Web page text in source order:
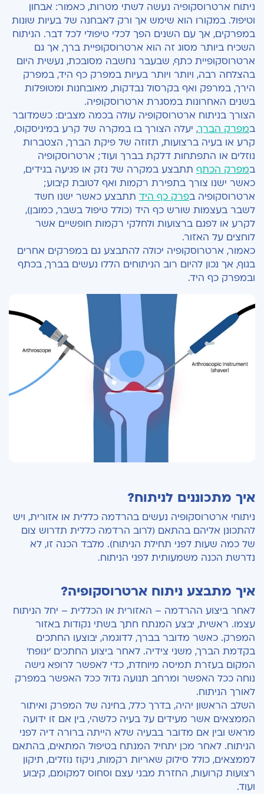
ניתוח ארטרוסקופיה נעשה לשתי מטרות, כאמור: אבחון
וטיפול. במקורו הוא שימש אך ורק לאבחנה של בעיות שונות
במפרקים, אך עם השנים הפך לכלי טיפולי לכל דבר. הניתוח
השכיח ביותר מסוג זה הוא ארטרוסקופיית ברך, אך גם
ארטרוסקופיית כתף, שבעבר נחשבה מסובכת, נעשית היום
בהצלחה רבה, ויותר ויותר בעיות במפרק כף היד, במפרק
הירך, במרפק ואף בקרסול נבדקות, מאובחנות ומטופלות
בשנים האחרונות במסגרת ארטרוסקופיה.
הצורך בניתוח ארטרוסקופיה עולה בכמה מצבים: כשמדובר
במפרק הברך, יעלה הצורך בו במקרה של קרע במיניסקוס,
קרע או בעיה ברצועות, תזוזה של פיקת הברך, הצטברות
נוזלים או התפתחות דלקת בברך ועוד; ארטרוסקופיה
במפרק הכתף תתבצע במקרה של נזק או פגיעה בגידים,
כאשר ישנו צורך בתפירת רקמות ואף לטובת קיבוע;
ארטרוסקופיה בפרק כף היד תתבצע כאשר ישנו חשד
לשבר בעצמות שורש כף היד (כולל טיפול בשבר, כמובן),
לקרע או לפגם ברצועות ולחלקי רקמות חופשיים אשר
לוחצים על האזור.
כאמור, ארטרוסקופיה יכולה להתבצע גם במפרקים אחרים
בגוף, אך נכון להיום רוב הניתוחים הללו נעשים בברך, בכתף
ובמפרק כף היד.
איך מתכוננים לניתוח?
ניתוחי ארטרוסקופיה נעשים בהרדמה כללית או אזורית, ויש
להתכונן אליהם בהתאם (לרוב הרדמה כללית תדרוש צום
של כמה שעות לפני תחילת הניתוח). מלבד הכנה זו, לא
נדרשת הכנה משמעותית לפני הניתוח.
איך מתבצע ניתוח ארטרוסקופיה?
לאחר ביצוע ההרדמה – האזורית או הכללית – יחל הניתוח
עצמו. ראשית, יבצע המנתח חתך בשתי נקודות באזור
המפרק. כאשר מדובר בברך, לדוגמה, יבוצעו החתכים
בקדמת הברך, משני צידיה. לאחר ביצוע החתכים 'ינופח'
המקום בעזרת תמיסה מיוחדת, כדי לאפשר לרופא גישה
נוחה ככל האפשר ומרחב תנועה גדול ככל האפשר במפרק
לאורך הניתוח.
השלב הראשון יהיה, בדרך כלל, בחינה של המפרק ואיתור
הממצאים אשר מעידים על בעיה כלשהי, בין אם זו ידועה
מראש ובין אם מדובר בבעיה שלא הייתה ברורה דיה לפני
הניתוח. לאחר מכן יתחיל המנתח בטיפול המתאים, בהתאם
לממצאים, כולל סילוק שאריות רקמות, ניקוז נוזלים, תיקון
רצועות קרועות, החזרת מבני עצם וסחוס למקומם, קיבוע
ועוד.